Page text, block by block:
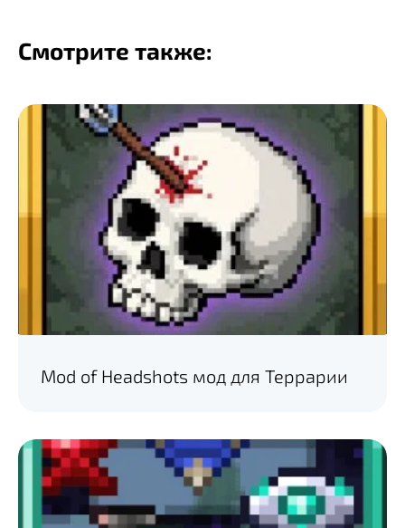
Смотрите также:
Mod of Headshots мод для Террарии